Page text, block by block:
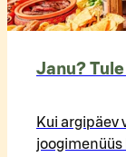
Janu?
Kui argipäev
joogimenüüs